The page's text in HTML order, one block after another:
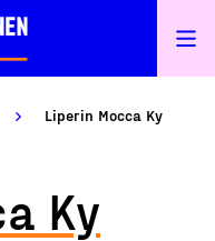
Liperin Mocca Ky
Ky